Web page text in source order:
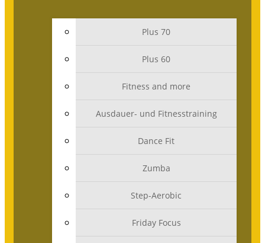
Plus 70
Plus 60
Fitness and more
Ausdauer- und Fitnesstraining
Dance Fit
Zumba
Step-Aerobic
Friday Focus